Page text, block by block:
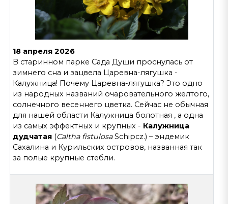
18 апреля 2026
В старинном парке Сада Души проснулась от
зимнего сна и зацвела Царевна-лягушка -
Калужница! Почему Царевна-лягушка? Это одно
из народных названий очаровательного желтого,
солнечного весеннего цветка. Сейчас не обычная
для нашей области Калужница болотная , а одна
из самых эффектных и крупных - Калужница
дудчатая (Caltha fistulosaSchipcz.) – эндемик
Сахалина и Курильских островов, названная так
за полые крупные стебли.